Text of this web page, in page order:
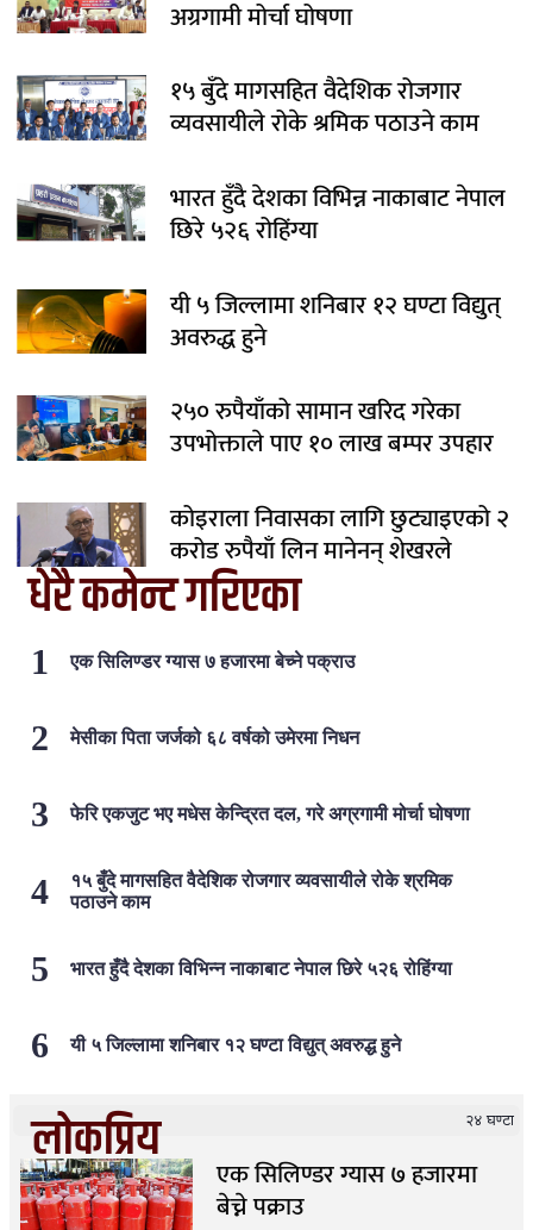
अग्रगामी मोर्चा घोषणा
१५ बुँदे मागसहित वैदेशिक रोजगार
व्यवसायीले रोके श्रमिक पठाउने काम
भारत हुँदै देशका विभिन्न नाकाबाट नेपाल
छिरे ५२६ रोहिंग्या
यी ५ जिल्लामा शनिबार १२ घण्टा विद्युत्
अवरुद्ध हुने
२५० रुपैयाँको सामान खरिद गरेका
उपभोक्ताले पाए १० लाख बम्पर उपहार
कोइराला निवासका लागि छुट्याइएको २
करोड रुपैयाँ लिन मानेनन् शेखरले
धेरै कमेन्ट गरिएका
एक सिलिण्डर ग्यास ७ हजारमा बेच्ने पक्राउ
मेसीका पिता जर्जको ६८ वर्षको उमेरमा निधन
फेरि एकजुट भए मधेस केन्द्रित दल, गरे अग्रगामी मोर्चा घोषणा
१५ बुँदे मागसहित वैदेशिक रोजगार व्यवसायीले रोके श्रमिक
पठाउने काम
भारत हुँदै देशका विभिन्न नाकाबाट नेपाल छिरे ५२६ रोहिंग्या
यी ५ जिल्लामा शनिबार १२ घण्टा विद्युत् अवरुद्ध हुने
लोकप्रिय २४ घण्टा
एक सिलिण्डर ग्यास ७ हजारमा
बेच्ने पक्राउ